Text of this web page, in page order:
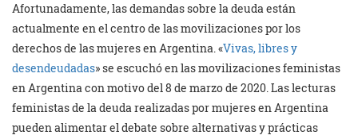
Afortunadamente, las demandas sobre la deuda están
actualmente en el centro de las movilizaciones por los
derechos de las mujeres en Argentina. «Vivas, libres y
desendeudadas» se escuchó en las movilizaciones feministas
en Argentina con motivo del 8 de marzo de 2020. Las lecturas
feministas de la deuda realizadas por mujeres en Argentina
pueden alimentar el debate sobre alternativas y prácticas